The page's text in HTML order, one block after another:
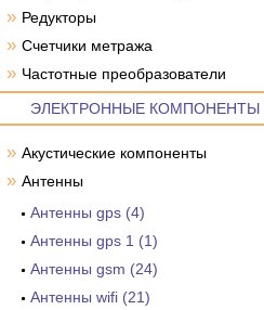
» Редукторы
» Счетчики метража
» Частотные преобразователи
ЭЛЕКТРОННЫЕ КОМПОНЕНТЫ
» Акустические компоненты
» Антенны
Антенны gps (4)
Антенны gps 1 (1)
Антенны gsm (24)
Антенны wifi (21)